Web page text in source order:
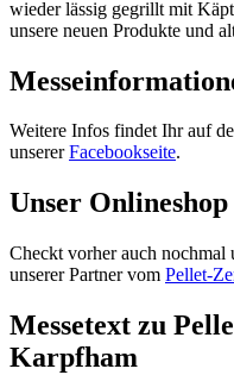
wieder lässig gegrillt mit
unsere neuen Produkte und
Weitere Infos findet Ihr auf
unsererFacebookseite.
Unser Onlineshop
Checkt vorher auch nochmal
unserer Partner vom Pellet-
Messetext zu
Karpfham